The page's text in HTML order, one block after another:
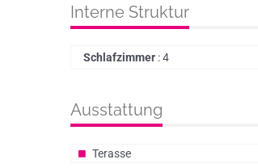
Interne Struktur
Schlafzimmer :4
Ausstattung
Terasse